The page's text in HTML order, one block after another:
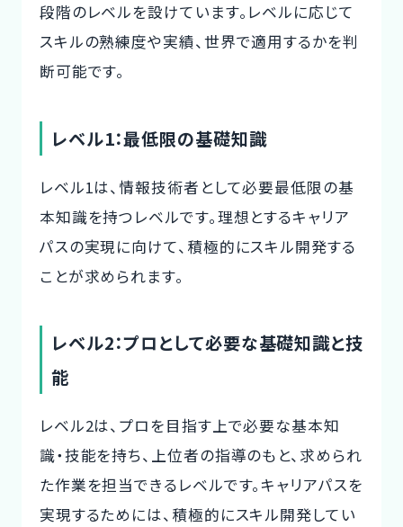
段階のレベルを設けています。レベルに応じて
スキルの熟練度や実績、世界で適用するかを判
断可能です。
レベル1：最低限の基礎知識
レベル1は、情報技術者として必要最低限の基
本知識を持つレベルです。理想とするキャリア
パスの実現に向けて、積極的にスキル開発する
ことが求められます。
レベル2：プロとして必要な基礎知識と技
能
レベル2は、プロを目指す上で必要な基本知
識・技能を持ち、上位者の指導のもと、求められ
た作業を担当できるレベルです。キャリアパスを
実現するためには、積極的にスキル開発してい